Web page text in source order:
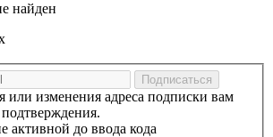
найден
или изменения адреса подписки вам
активной до ввода кода